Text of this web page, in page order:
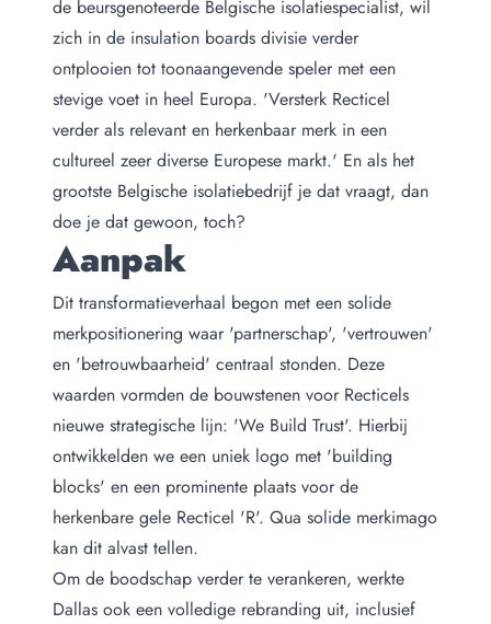
de beursgenoteerde Belgische isolatiespecialist, wil
zich in de insulation boards divisie verder
ontplooien tot toonaangevende speler met een
stevige voet in heel Europa. 'Versterk Recticel
verder als relevant en herkenbaar merk in een
cultureel zeer diverse Europese markt.' En als het
grootste Belgische isolatiebedrijf je dat vraagt, dan
doe je dat gewoon, toch?
Aanpak
Dit transformatieverhaal begon met een solide
merkpositionering waar 'partnerschap', 'vertrouwen'
en 'betrouwbaarheid' centraal stonden. Deze
waarden vormden de bouwstenen voor Recticels
nieuwe strategische lijn: 'We Build Trust'. Hierbij
ontwikkelden we een uniek logo met 'building
blocks' en een prominente plaats voor de
herkenbare gele Recticel 'R'. Qua solide merkimago
kan dit alvast tellen.
Om de boodschap verder te verankeren, werkte
Dallas ook een volledige rebranding uit, inclusief